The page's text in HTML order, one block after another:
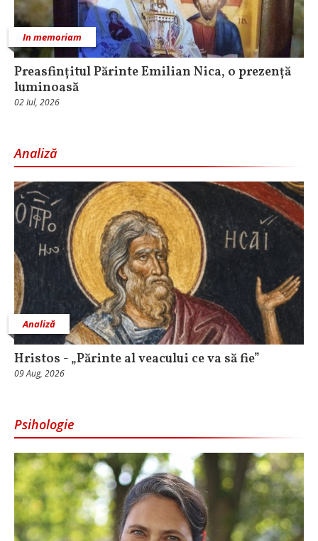
In memoriam
Preasfințitul Părinte Emilian Nica, o prezență
luminoasă
02 Iul, 2026
Analiză
Analiză
Hristos - „Părinte al veacului ce va să fie”
09 Aug, 2026
Psihologie